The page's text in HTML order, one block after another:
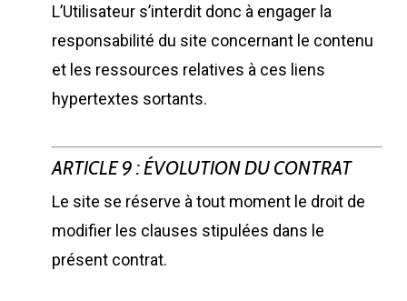
L’Utilisateur s’interdit donc à engager la
responsabilité du site concernant le contenu
et les ressources relatives à ces liens
hypertextes sortants.
ARTICLE 9 : ÉVOLUTION DU CONTRAT
Le site se réserve à tout moment le droit de
modifier les clauses stipulées dans le
présent contrat.